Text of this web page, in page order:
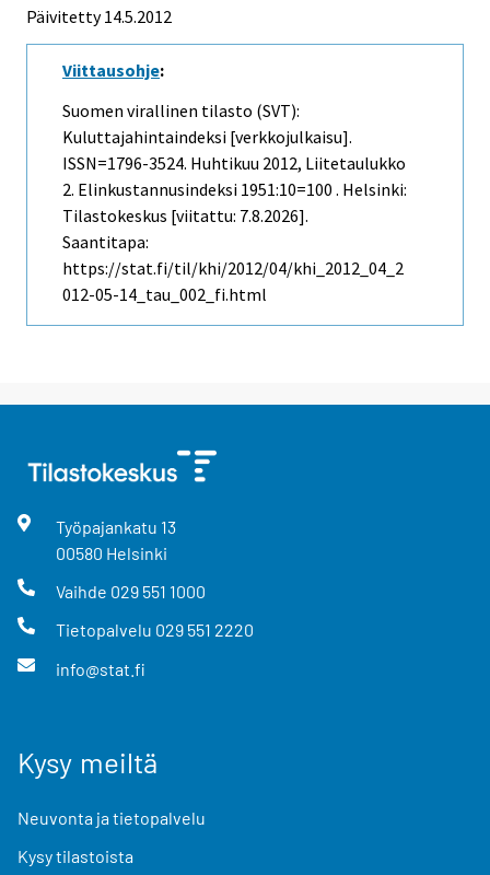
Päivitetty 14.5.2012
Viittausohje:
Suomen virallinen tilasto (SVT):
Kuluttajahintaindeksi [verkkojulkaisu].
ISSN=1796-3524. Huhtikuu 2012, Liitetaulukko
2. Elinkustannusindeksi 1951:10=100 . Helsinki:
Tilastokeskus [viitattu: 7.8.2026].
Saantitapa:
https://stat.fi/til/khi/2012/04/khi_2012_04_2
012-05-14_tau_002_fi.html
Työpajankatu 13
00580 Helsinki
Vaihde 029 551 1000
Tietopalvelu 029 551 2220
info@stat.fi
Kysy meiltä
Neuvonta ja tietopalvelu
Kysy tilastoista